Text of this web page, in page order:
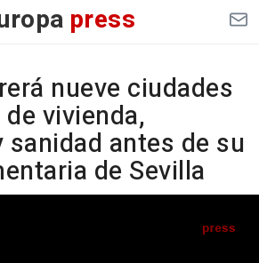
press
nueve ciudades
vivienda,
antes de su
de Sevilla